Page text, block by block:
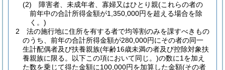
(2)
障害者、未成年者、寡婦又はひとり親(これらの者の
前年中の合計所得金額が1,350,000円を超える場合を除
く。)
2
法の施行地に住所を有する者で均等割のみを課すべきもの
のうち、前年の合計所得金額が280,000円にその者の同一
生計配偶者及び扶養親族(年齢16歳未満の者及び控除対象扶
養親族に限る。以下この項において同じ。)の数に1を加え
た数を乗じて得た金額に100,000円を加算した金額(その者